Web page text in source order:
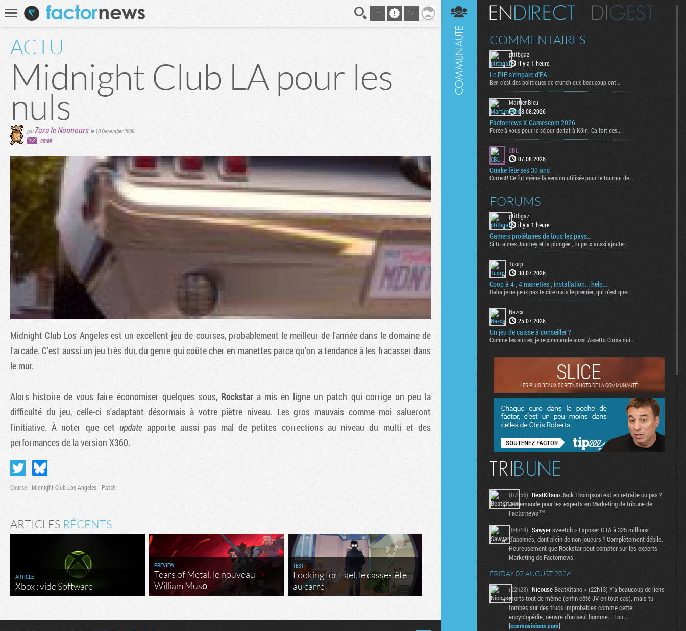
Recherche
ACTU
Midnight Club LA pour les
nuls
parZaza le Nounours,le 10 December 2008
email
Midnight Club Los Angelesest un excellent jeu de courses, probablement le meilleur de l'année dans le domaine de
l'arcade. C'est aussi un jeu très dur, du genre qui coûte cher en manettes parce qu'on a tendance à les fracasser dans
le mur.
Alors histoire de vous faire économiser quelques sous, Rockstara mis en ligne un patch qui corrige un peu la
difficulté du jeu, celle-ci s'adaptant désormais à votre piètre niveau. Les gros mauvais comme moi salueront
l'initiative. À noter que cetupdate apporte aussi pas mal de petites corrections au niveau du multi et des
performances de la version X360.
Course Midnight Club Los Angeles Patch
ARTICLES RÉCENTS
ARTICLE
Xbox : vide Software
PREVIEW
Tears of Metal, le nouveau
William Musō
TEST
Looking for Fael, le casse-tête
au carré
En direct Digest
COMMENTAIRES
ptitbgaz
il y a 1 heure
Le PIF s'empare d'EA
Ben c'est des politiques de crunch que beaucoup ont...
MartienBleu
08.08.2026
Factornews X Gamescom 2026
Force à vous pour le séjour de taf à Köln. Ça fait des...
CBL
07.08.2026
Quake fête ses 30 ans
Correct! Ce fut même la version utilisée pour le tournoi de...
FORUMS
ptitbgaz
il y a 1 heure
Gamers prolétaires de tous les pays...
Si tu aimes Journey et la plongée , tu peux aussi ajouter...
Tuorp
30.07.2026
Coop à 4 , 4 manettes , installation... help....
Haha je ne peux pas te dire mais le premier, qui n'est que...
Nazca
25.07.2026
Un jeu de caisse à conseiller ?
Comme les autres, je recommande aussi Assetto Corsa qui...
SLICE
LES PLUS BEAUX SCREENSHOTS DE LA COMMUNAUTÉ
(07h56) BeatKitanoJack Thompson est en retraite ou pas ?
Je demande pour les experts en Marketing de tribune de
Factornews™
(04h19) Sawyersveetch > Exposer GTA à 325 millions
d'abonnés, dont plein de non joueurs ? Complètement débile.
Heureusement que Rockstar peut compter sur les experts
Marketing de Factornews.
FRIDAY 07 AUGUST 2026
(22h28) Nicouse BeatKitano > (22h13) Y'a beaucoup de liens
morts tout de même (enfin côté JV en tout cas), mais tu
tombes sur des trucs improbables comme cette
encyclopédie, oeuvre d'un seul homme... Fou...
[cosmovisions.com]